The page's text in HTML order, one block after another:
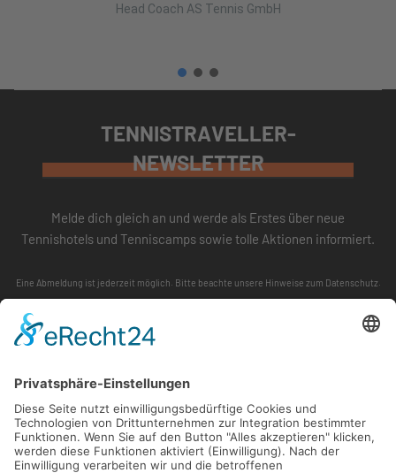
Head Coach AS Tennis GmbH
TENNISTRAVELLER-
NEWSLETTER
Melde dich gleich an und werde als Erstes über neue
Tennishotels und Tenniscamps sowie tolle Aktionen informiert.
Eine Abmeldung ist jederzeit möglich. Bitte beachte unsere Hinweise zum Datenschutz.
ABONNIEREN